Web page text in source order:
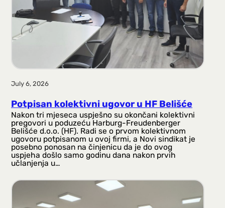
July 6, 2026
Potpisan kolektivni ugovor u HF Belišće
Nakon tri mjeseca uspješno su okončani kolektivni
pregovori u poduzeću Harburg-Freudenberger
Belišće d.o.o. (HF). Radi se o prvom kolektivnom
ugovoru potpisanom u ovoj firmi, a Novi sindikat je
posebno ponosan na činjenicu da je do ovog
uspjeha došlo samo godinu dana nakon prvih
učlanjenja u…